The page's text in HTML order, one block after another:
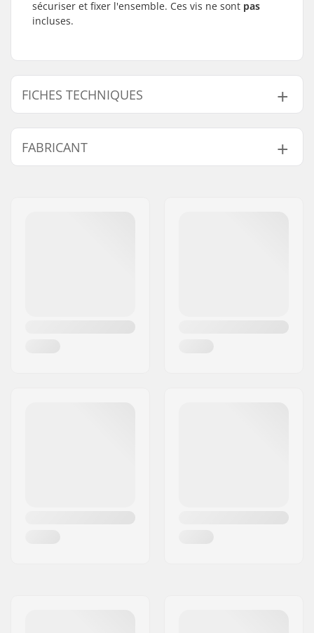
sécuriser et fixer l'ensemble. Ces vis ne sont pas
incluses.
FICHES TECHNIQUES
Poids: 7.62kg
FABRICANT